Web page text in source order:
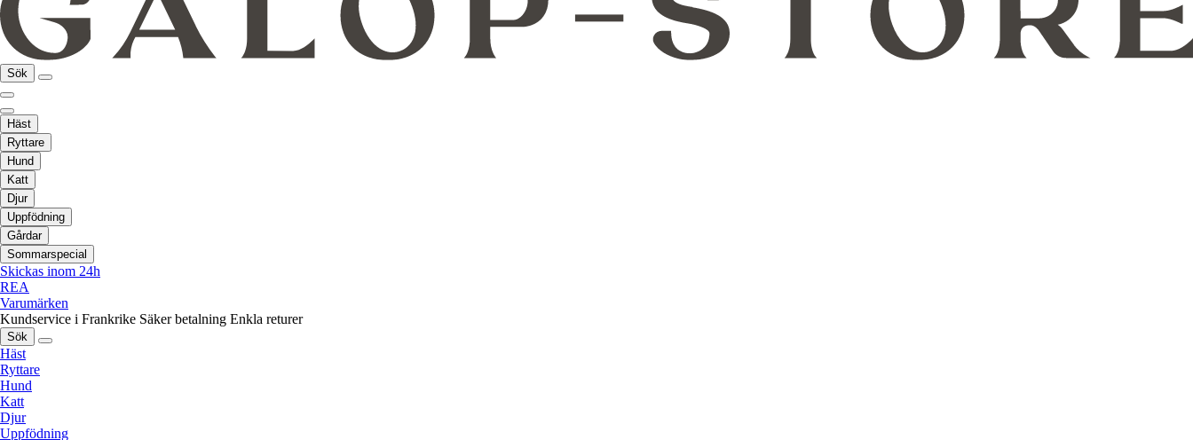
Sök
Häst
Ryttare
Hund
Katt
Djur
Uppfödning
Gårdar
Sommarspecial
Skickas inom 24h
REA
Varumärken
Kundservice i Frankrike Säker betalning Enkla returer
Sök
Häst
Ryttare
Hund
Katt
Djur
Uppfödning